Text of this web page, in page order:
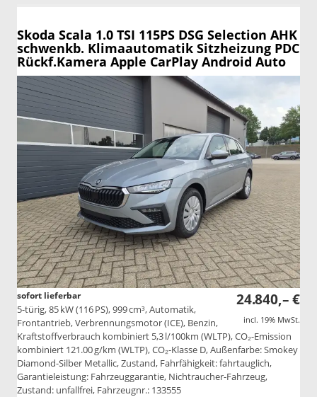
Skoda Scala 1.0 TSI 115PS DSG Selection AHK
schwenkb. Klimaautomatik Sitzheizung PDC
Rückf.Kamera Apple CarPlay Android Auto
24.840,– €
incl. 19% MwSt.
sofort lieferbar
5-türig, 85 kW (116 PS), 999 cm³, Automatik,
Frontantrieb, Verbrennungsmotor (ICE), Benzin,
Kraftstoffverbrauch kombiniert 5,3 l/100km (WLTP), CO₂-Emission
kombiniert 121.00 g/km (WLTP), CO₂-Klasse D, Außenfarbe: Smokey
Diamond-Silber Metallic, Zustand, Fahrfähigkeit: fahrtauglich,
Garantieleistung: Fahrzeuggarantie, Nichtraucher-Fahrzeug,
Zustand: unfallfrei, Fahrzeugnr.: 133555